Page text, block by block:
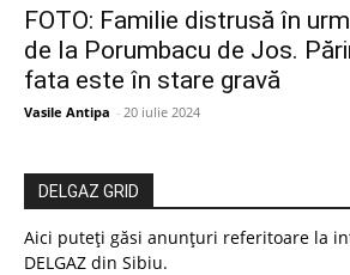
FOTO: Familie distrusă în
de la Porumbacu de Jos.
fata este în stare gravă
Vasile Antipa - 20 iulie 2024
DELGAZ GRID
Aici puteți găsi anunțuri referitoare la
DELGAZ din Sibiu.